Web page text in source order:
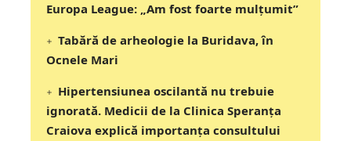
Europa League: „Am fost foarte mulțumit”
Tabără de arheologie la Buridava, în
Ocnele Mari
Hipertensiunea oscilantă nu trebuie
ignorată. Medicii de la Clinica Speranța
Craiova explică importanța consultului